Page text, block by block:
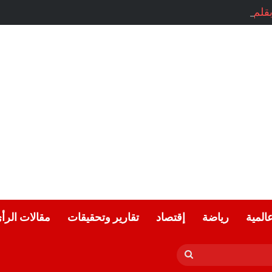
الشاعرة المبدعة: أحلام بن حورية
رياضة إقتصاد تقارير وتحقيقات مقالات
بحث